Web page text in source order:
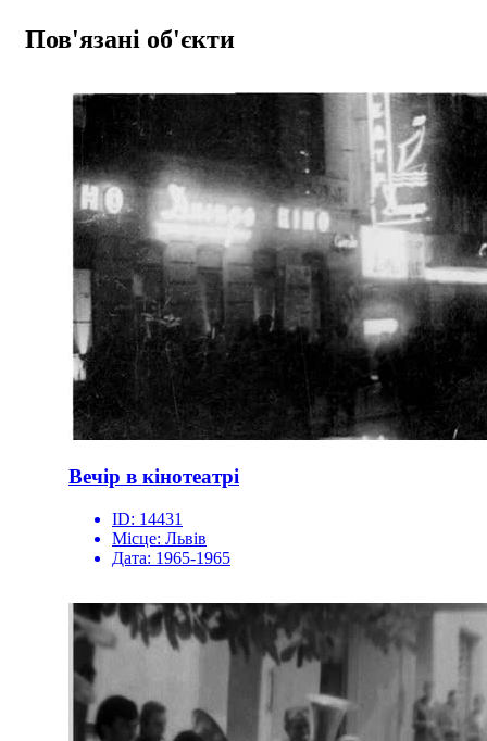
Пов'язані об'єкти
Вечір в кінотеатрі
ID: 14431
Місце: Львів
Дата: 1965-1965